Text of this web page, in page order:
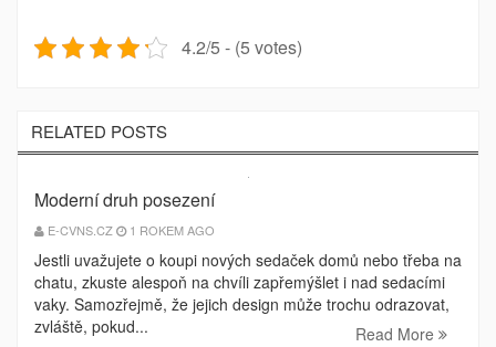
4.2/5 - (5 votes)
RELATED POSTS
Moderní druh posezení
E-CVNS.CZ 1 ROKEM AGO
Jestli uvažujete o koupi nových sedaček domů nebo třeba na
chatu, zkuste alespoň na chvíli zapřemýšlet i nad sedacími
vaky. Samozřejmě, že jejich design může trochu odrazovat,
zvláště, pokud...
Read More